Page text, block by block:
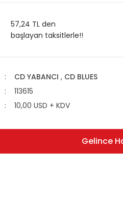
57,24 TL den
başlayan taksitlerle!!
CD YABANCI , CD BLUES
113615
10,00 USD + KDV
Gelince